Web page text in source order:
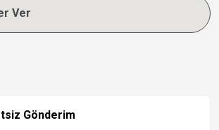
Ver
Gönderim